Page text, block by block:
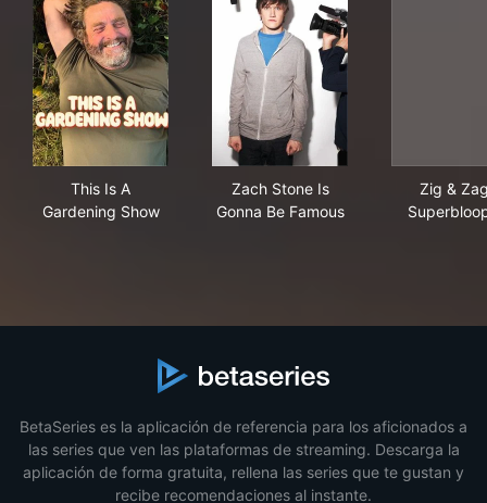
This Is A
Gardening Show
Zach Stone Is
Gonna Be Famous
Zig &
BetaSeries es la aplicación de referencia para los aficionados a
las series que ven las plataformas de streaming. Descarga la
aplicación de forma gratuita, rellena las series que te gustan y
recibe recomendaciones al instante.